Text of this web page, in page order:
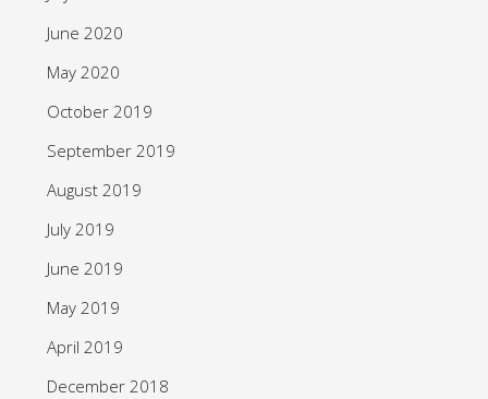
June 2020
May 2020
October 2019
September 2019
August 2019
July 2019
June 2019
May 2019
April 2019
December 2018